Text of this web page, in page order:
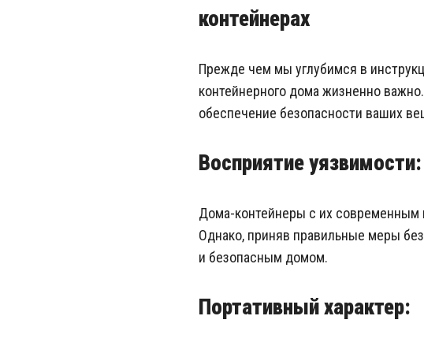
контейнерах
Прежде чем мы углубимся в
контейнерного дома жизненно
обеспечение безопасности ваших
Восприятие уязвимости:
Дома-контейнеры с их современным
Однако, приняв правильные меры
и безопасным домом.
Портативный характер: